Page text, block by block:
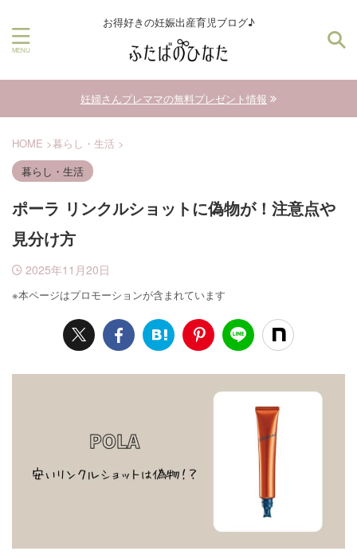
お得好きの妊娠出産育児ブログ♪
妊婦さんプレママの無料プレゼント情報
HOME >暮らし・生活 >
暮らし・生活
ポーラ リンクルショットに偽物が！注意点や
見分け方
2025年11月20日
※本ページはプロモーションが含まれています